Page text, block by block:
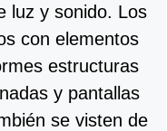
luz y sonido. Los
con elementos
estructuras
y pantallas
se visten de